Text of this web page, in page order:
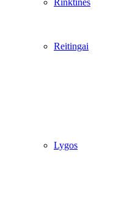
Rinktinės
Reitingai
Lygos